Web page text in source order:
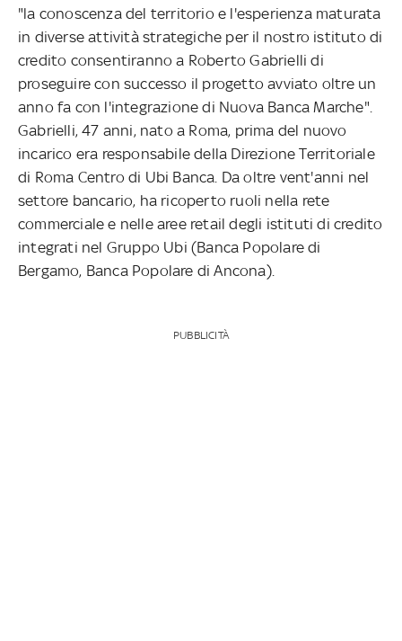
"la conoscenza del territorio e l'esperienza maturata
in diverse attività strategiche per il nostro istituto di
credito consentiranno a Roberto Gabrielli di
proseguire con successo il progetto avviato oltre un
anno fa con l'integrazione di Nuova Banca Marche".
Gabrielli, 47 anni, nato a Roma, prima del nuovo
incarico era responsabile della Direzione Territoriale
di Roma Centro di Ubi Banca. Da oltre vent'anni nel
settore bancario, ha ricoperto ruoli nella rete
commerciale e nelle aree retail degli istituti di credito
integrati nel Gruppo Ubi (Banca Popolare di
Bergamo, Banca Popolare di Ancona).
PUBBLICITÀ